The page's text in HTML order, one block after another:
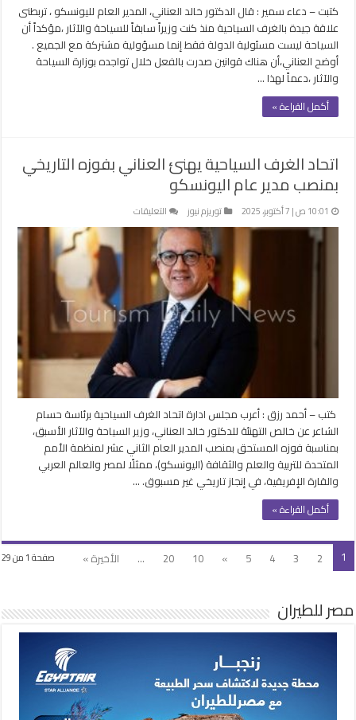
كتبت – دعاء سمير : قال الدكتور خالد العناني، المدير العام لليونسكو ، تربطنى
علاقة جيدة بالغرف السياحية منذ كنت وزيراً سابقاً للسياحة والآثار ،مؤكداً أن
السياحة ليست مسئولية الدولة فقط إنما مسؤولية مشتركة مع الجميع .
أوضح العناني،أن هناك قوانين صدرت بالفعل خلال تواجده بوزارة السياحة
والآثار ،دعماً لهذا …
أكمل القراءة »
اتحاد الغرف السياحية يهنئ العناني بفوزه التاريخي
بمنصب مدير عام اليونسكو
10:01 ص | 7 أكتوبر، 2025 توريزم نيوز التعليقات
اتحاد
الغرف
السياحية
يهنئ
العناني
بفوزه
التاريخي
بمنصب
عام
اليونسكو
مغلقة
كتب – أحمد رزق : أعرب مجلس ادارة اتحاد الغرف السياحية برئاسة حسام
الشاعر عن خالص التهنئة للدكتور خالد العناني، وزير السياحة والآثار الأسبق،
بمناسبة فوزه المستحق بمنصب المدير العام الثاني عشر لمنظمة الأمم
المتحدة للتربية والعلم والثقافة (اليونسكو)، ممثلًا لمصر والعالم العربي
والقارة الإفريقية، في إنجاز تاريخي غير مسبوق. …
أكمل القراءة »
صفحة 1 من 29 1
2
3
4
5
»
10
20
... الأخيرة »
مصر للطيران